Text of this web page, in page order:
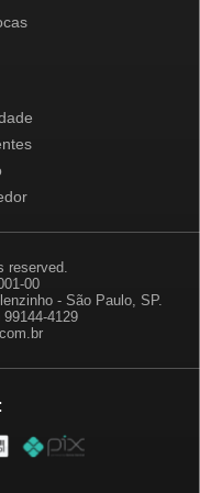
reserved.
00
- São Paulo, SP.
4129